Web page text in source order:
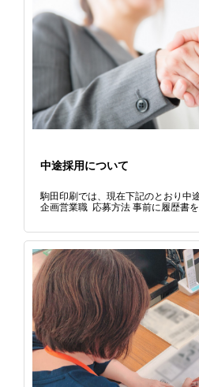
中途採用について
駒田印刷では、現在下記のとおり中
企画営業職 応募方法 事前に履歴書